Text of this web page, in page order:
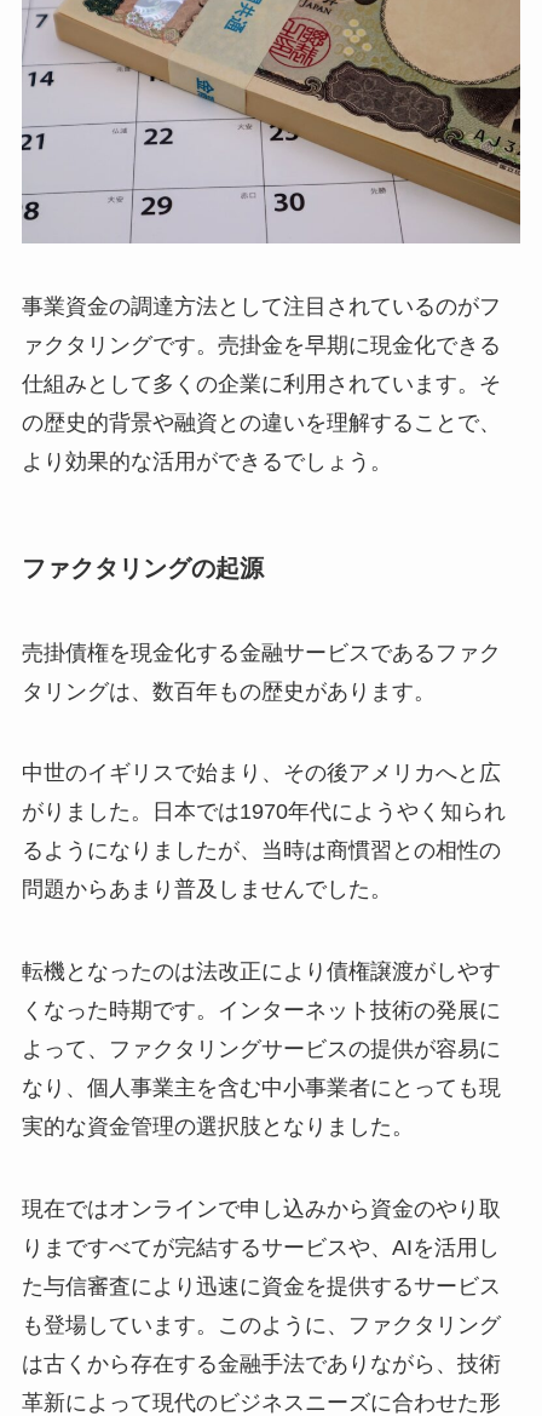
事業資金の調達方法として注目されているのがフ
ァクタリングです。売掛金を早期に現金化できる
仕組みとして多くの企業に利用されています。そ
の歴史的背景や融資との違いを理解することで、
より効果的な活用ができるでしょう。
ファクタリングの起源
売掛債権を現金化する金融サービスであるファク
タリングは、数百年もの歴史があります。
中世のイギリスで始まり、その後アメリカへと広
がりました。日本では1970年代にようやく知られ
るようになりましたが、当時は商慣習との相性の
問題からあまり普及しませんでした。
転機となったのは法改正により債権譲渡がしやす
くなった時期です。インターネット技術の発展に
よって、ファクタリングサービスの提供が容易に
なり、個人事業主を含む中小事業者にとっても現
実的な資金管理の選択肢となりました。
現在ではオンラインで申し込みから資金のやり取
りまですべてが完結するサービスや、AIを活用し
た与信審査により迅速に資金を提供するサービス
も登場しています。このように、ファクタリング
は古くから存在する金融手法でありながら、技術
革新によって現代のビジネスニーズに合わせた形